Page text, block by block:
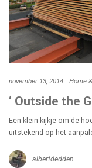
november 13, 2014 Home
‘ Outside the
Een klein kijkje om de
uitstekend op het
albertdedden